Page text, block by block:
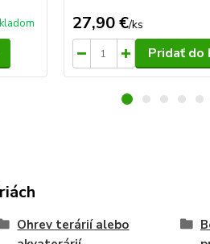
27,90 €/ks
Pridať do
Ohrev terárií alebo